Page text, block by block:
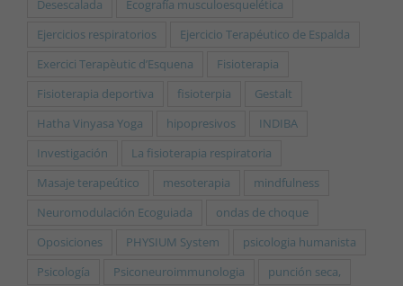
Desescalada
Ecografía musculoesquelética
Ejercicios respiratorios
Ejercicio Terapéutico de Espalda
Exercici Terapèutic d’Esquena
Fisioterapia
Fisioterapia deportiva
fisioterpia
Gestalt
Hatha Vinyasa Yoga
hipopresivos
INDIBA
Investigación
La fisioterapia respiratoria
Masaje terapeútico
mesoterapia
mindfulness
Neuromodulación Ecoguiada
ondas de choque
Oposiciones
PHYSIUM System
psicologia humanista
Psicología
Psiconeuroimmunologia
punción seca,